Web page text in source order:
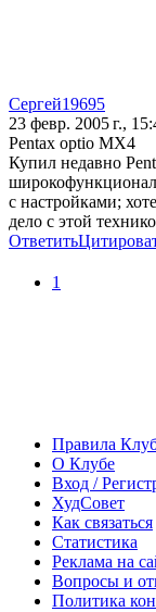
Сергей19695
23 февр. 2005 г.,
Pentax optio MX4
Купил недавно
с настройками;
дело с этой
Ответить
1
Правила
О Клубе
Вход /
ХудСовет
Как связаться
Статистика
Реклама на
Вопросы и
Политика